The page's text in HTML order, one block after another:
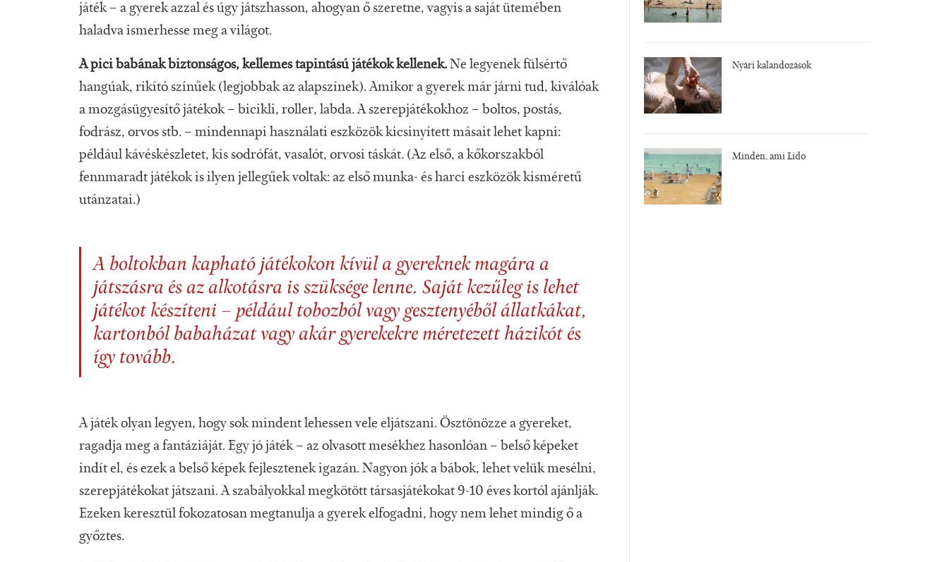
játék – a gyerek azzal és úgy játszhasson, ahogyan ő szeretne, vagyis a saját ütemében
haladva ismerhesse meg a világot.
A pici babának biztonságos, kellemes tapintású játékok kellenek. Ne legyenek fülsértő
hangúak, rikító színűek (legjobbak az alapszínek). Amikor a gyerek már járni tud, kiválóak
a mozgásügyesítő játékok – bicikli, roller, labda. A szerepjátékokhoz – boltos, postás,
fodrász, orvos stb. – mindennapi használati eszközök kicsinyített másait lehet kapni:
például kávéskészletet, kis sodrófát, vasalót, orvosi táskát. (Az első, a kőkorszakból
fennmaradt játékok is ilyen jellegűek voltak: az első munka- és harci eszközök kisméretű
utánzatai.)
A boltokban kapható játékokon kívül a gyereknek magára a
játszásra és az alkotásra is szüksége lenne. Saját kezűleg is lehet
játékot készíteni – például tobozból vagy gesztenyéből állatkákat,
kartonból babaházat vagy akár gyerekekre méretezett házikót és
így tovább.
A játék olyan legyen, hogy sok mindent lehessen vele eljátszani. Ösztönözze a gyereket,
ragadja meg a fantáziáját. Egy jó játék – az olvasott mesékhez hasonlóan – belső képeket
indít el, és ezek a belső képek fejlesztenek igazán. Nagyon jók a bábok, lehet velük mesélni,
szerepjátékokat játszani. A szabályokkal megkötött társasjátékokat 9-10 éves kortól ajánlják.
Ezeken keresztül fokozatosan megtanulja a gyerek elfogadni, hogy nem lehet mindig ő a
győztes.
Nyári kalandozások
Minden, ami Lido